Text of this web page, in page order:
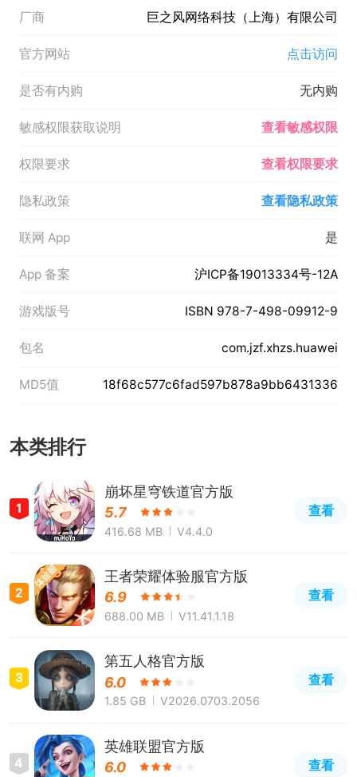
厂商 巨之风网络科技（上海）有限公司
官方网站 点击访问
是否有内购 无内购
敏感权限获取说明 查看敏感权限
权限要求 查看权限要求
隐私政策 查看隐私政策
联网 App 是
App 备案 沪ICP备19013334号-12A
游戏版号 ISBN 978-7-498-09912-9
包名 com.jzf.xhzs.huawei
MD5值 18f68c577c6fad597b878a9bb6431336
本类排行
1
崩坏星穹铁道官方版
5.7
416.68 MB V4.4.0
查看
2
王者荣耀体验服官方版
6.9
688.00 MB V11.41.1.18
查看
3
第五人格官方版
6.0
1.85 GB V2026.0703.2056
查看
4
英雄联盟官方版
6.0
查看